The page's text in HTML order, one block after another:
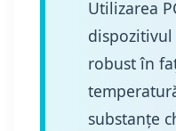
Utilizarea
robust în
substanțe